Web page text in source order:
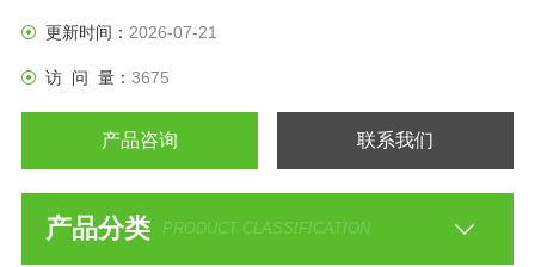
更新时间： 2026-07-21
访 问 量： 3675
产品咨询 联系我们
产品分类 PRODUCT CLASSIFICATION